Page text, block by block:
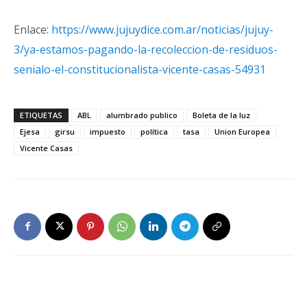
Enlace: https://www.jujuydice.com.ar/noticias/jujuy-
3/ya-estamos-pagando-la-recoleccion-de-residuos-
senialo-el-constitucionalista-vicente-casas-54931
ETIQUETAS ABL alumbrado publico
Boleta de la luz
Ejesa
girsu impuesto política tasa
Union Europea
Vicente Casas